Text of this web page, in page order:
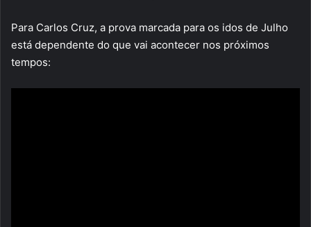
Para Carlos Cruz, a prova marcada para os idos de Julho
está dependente do que vai acontecer nos próximos
tempos: